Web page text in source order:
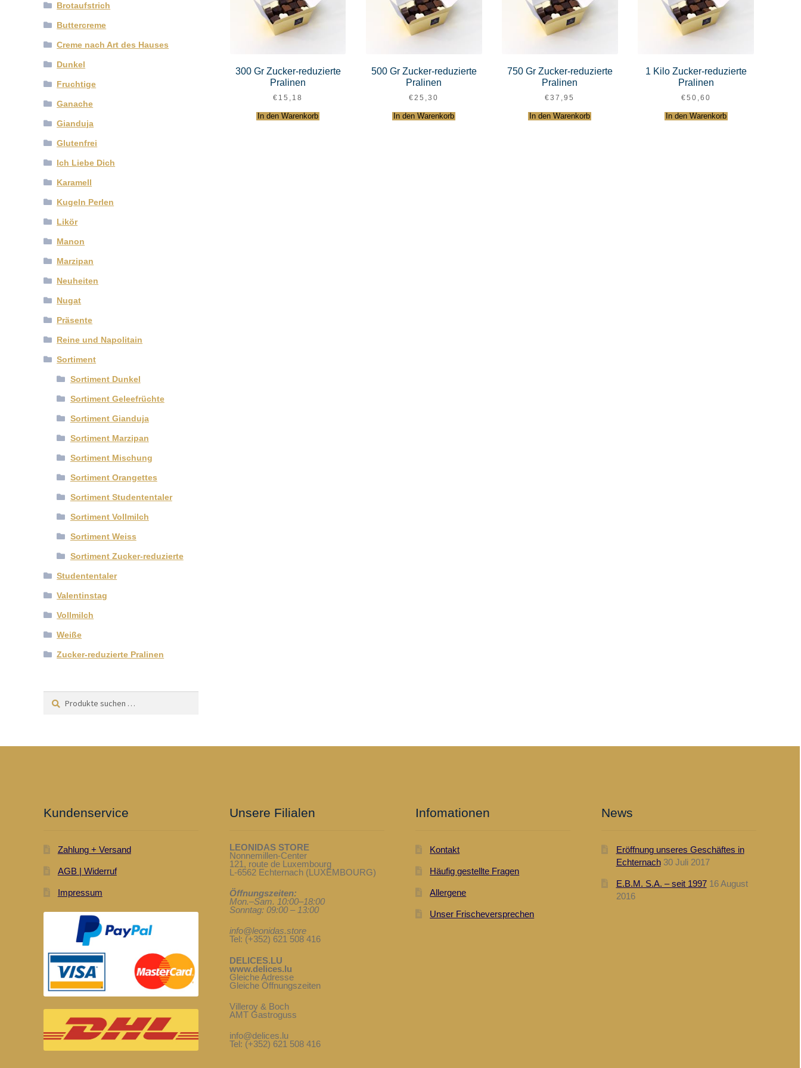
300 Gr Zucker-reduzierte
Pralinen
€ 15,18
In den Warenkorb
500 Gr Zucker-reduzierte
Pralinen
€25,30
In den Warenkorb
750 Gr Zucker-reduzierte
Pralinen
€37,95
In den Warenkorb
1 Kilo Zucker-reduzierte
Pralinen
€50,60
In den Warenkorb
Brotaufstrich
Buttercreme
Creme nach Art des Hauses
Dunkel
Fruchtige
Ganache
Gianduja
Glutenfrei
Ich Liebe Dich
Karamell
Kugeln Perlen
Likör
Manon
Marzipan
Neuheiten
Nugat
Präsente
Reine und Napolitain
Sortiment
Sortiment Dunkel
Sortiment Geleefrüchte
Sortiment Gianduja
Sortiment Marzipan
Sortiment Mischung
Sortiment Orangettes
Sortiment Studententaler
Sortiment Vollmilch
Sortiment Weiss
Sortiment Zucker-reduzierte
Studententaler
Valentinstag
Vollmilch
Weiße
Zucker-reduzierte Pralinen
Suchen
Suchen
Kundenservice
Zahlung + Versand
AGB | Widerruf
Impressum
Unsere Filialen
LEONIDAS STORE
Nonnemillen-Center
121, route de Luxembourg
L-6562 Echternach (LUXEMBOURG)
Öffnungszeiten:
Mon.–Sam. 10:00–18:00
Sonntag: 09:00 – 13:00
info@leonidas.store
Tel: (+352) 621 508 416
DELICES.LU
www.delices.lu
Gleiche Adresse
Gleiche Öffnungszeiten
Villeroy & Boch
AMT Gastroguss
info@delices.lu
Tel: (+352) 621 508 416
Infomationen
Kontakt
Häufig gestellte Fragen
Allergene
Unser Frischeversprechen
News
Eröffnung unseres Geschäftes in
Echternach 30 Juli 2017
E.B.M. S.A. – seit 1997 16 August
2016